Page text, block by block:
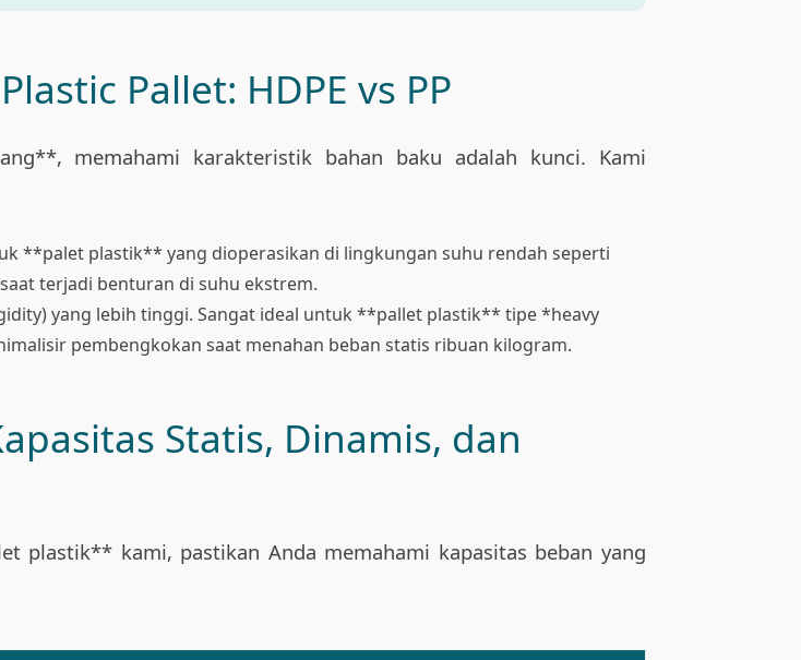
Pallet: HDPE vs PP
memahami karakteristik bahan baku adalah kunci. Kami
**palet plastik** yang dioperasikan di lingkungan suhu rendah seperti
terjadi benturan di suhu ekstrem.
yang lebih tinggi. Sangat ideal untuk **pallet plastik** tipe *heavy
pembengkokan saat menahan beban statis ribuan kilogram.
Statis, Dinamis, dan
plastik** kami, pastikan Anda memahami kapasitas beban yang